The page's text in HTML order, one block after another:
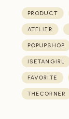
PRODUCT
ATELIER
POPUPSHOP
ISETANGIRL
FAVORITE
THECORNER